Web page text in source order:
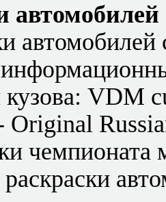
кузова: VDM
Original
чемпионата